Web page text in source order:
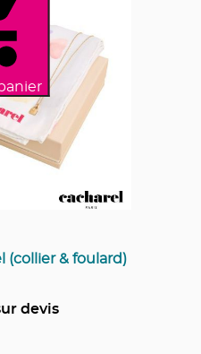
(collier & foulard)
devis